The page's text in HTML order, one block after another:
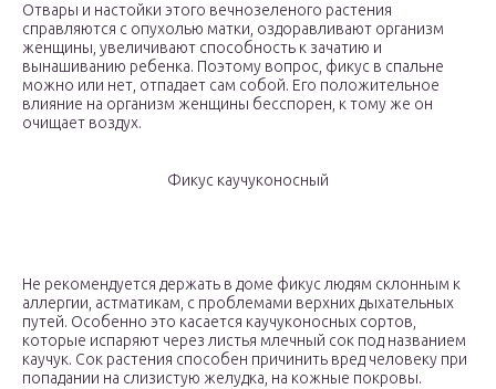
Отвары и настойки этого вечнозеленого растения
справляются с опухолью матки, оздоравливают организм
женщины, увеличивают способность к зачатию и
вынашиванию ребенка. Поэтому вопрос, фикус в спальне
можно или нет, отпадает сам собой. Его положительное
влияние на организм женщины бесспорен, к тому же он
очищает воздух.
Фикус каучуконосный
Не рекомендуется держать в доме фикус людям склонным к
аллергии, астматикам, с проблемами верхних дыхательных
путей. Особенно это касается каучуконосных сортов,
которые испаряют через листья млечный сок под названием
каучук. Сок растения способен причинить вред человеку при
попадании на слизистую желудка, на кожные покровы.